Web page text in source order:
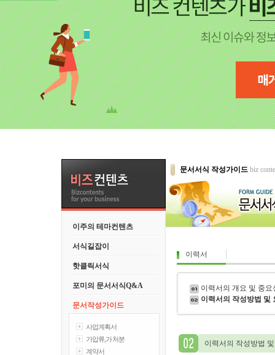
이주의 테마컨텐츠
서식길잡이
핫클릭서식
포미의 문서서식Q&A
문서작성가이드
사업계획서
가압류,가처분
계약서
문서서식 작성가이드 biz
이력서
이력서의 개요 및 중요
이력서의 작성방법 및
이력서의 작성방법